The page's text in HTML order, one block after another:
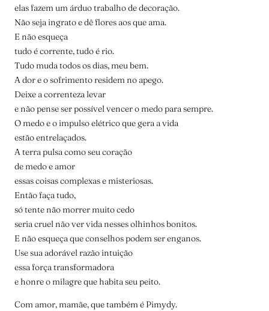
elas fazem um árduo trabalho de decoração.
Não seja ingrato e dê flores aos que ama.
E não esqueça
tudo é corrente, tudo é rio.
Tudo muda todos os dias, meu bem.
A dor e o sofrimento residem no apego.
Deixe a correnteza levar
e não pense ser possível vencer o medo para sempre.
O medo e o impulso elétrico que gera a vida
estão entrelaçados.
A terra pulsa como seu coração
de medo e amor
essas coisas complexas e misteriosas.
Então faça tudo,
só tente não morrer muito cedo
seria cruel não ver vida nesses olhinhos bonitos.
E não esqueça que conselhos podem ser enganos.
Use sua adorável razão intuição
essa força transformadora
e honre o milagre que habita seu peito.
Com amor, mamãe, que também é Pimydy.